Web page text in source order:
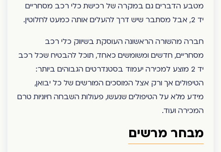
מטבע הדברים גם במקרה של רכישת כלי רכב מסחריים
יד 2, אבל מסתבר שיש דרך להעלים אותה כמעט לחלוטין.
חברה מהשורה הראשונה העוסקת בשיווק כלי רכב
מסחריים, חדשים ומשומשים כאחד, תוכל להבטיח שכל רכב
יד 2 מוצע למכירה יעמוד בסטנדרטים הגבוהים ביותר:
הטיפולים אך ורק אצל המוסכים המורשים של כל יבואן,
מידע מלא על הטיפולים שנעשו, פעולות השבחה חיוניות טרם
המכירה ועוד.
מבחר מרשים